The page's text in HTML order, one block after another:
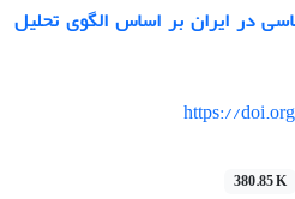
در ایران بر اساس الگوی تحلیل
https://
380.85 K